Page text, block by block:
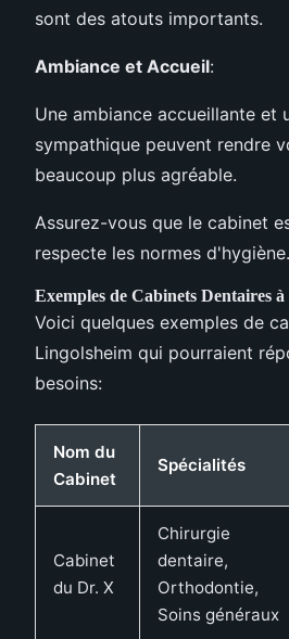
sont des atouts importants.
Ambiance et Accueil:
Une ambiance accueillante et
sympathique peuvent rendre
beaucoup plus agréable.
Assurez-vous que le cabinet
respecte les normes d'hygiène.
Exemples de Cabinets Dentaires
Voici quelques exemples de
Lingolsheim qui pourraient
besoins:
Nom du
Cabinet
Spécialités
Cabinet
du Dr. X
Chirurgie
dentaire,
Orthodontie,
Soins généraux